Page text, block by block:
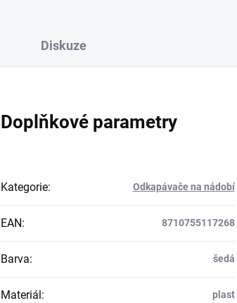
Diskuze
Doplňkové parametry
Kategorie: Odkapávače na nádobí
EAN: 8710755117268
Barva: šedá
Materiál : plast